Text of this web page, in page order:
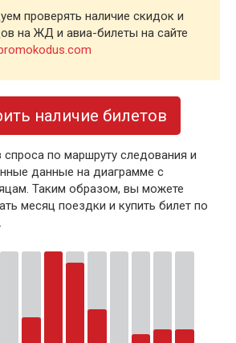
проверять наличие скидок и
на ЖД и авиа-билеты на сайте
наличие билетов
по маршруту следования и
данные на диаграмме с
Таким образом, вы можете
месяц поездки и купить билет по